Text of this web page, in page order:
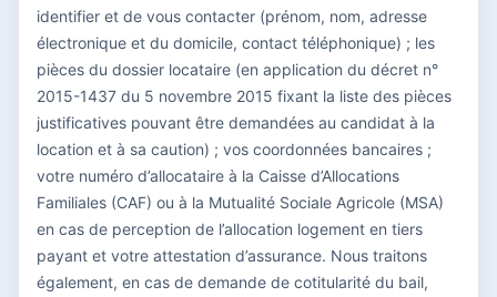
identifier et de vous contacter (prénom, nom, adresse
électronique et du domicile, contact téléphonique) ; les
pièces du dossier locataire (en application du décret n°
2015-1437 du 5 novembre 2015 fixant la liste des pièces
justificatives pouvant être demandées au candidat à la
location et à sa caution) ; vos coordonnées bancaires ;
votre numéro d’allocataire à la Caisse d’Allocations
Familiales (CAF) ou à la Mutualité Sociale Agricole (MSA)
en cas de perception de l’allocation logement en tiers
payant et votre attestation d’assurance. Nous traitons
également, en cas de demande de cotitularité du bail,